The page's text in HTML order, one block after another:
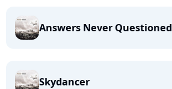
Answers Never Questioned
Skydancer